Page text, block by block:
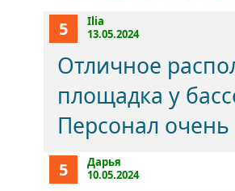
5
Ilia
13.05.2024
Отличное
площадка у
Персонал
5
Дарья
10.05.2024